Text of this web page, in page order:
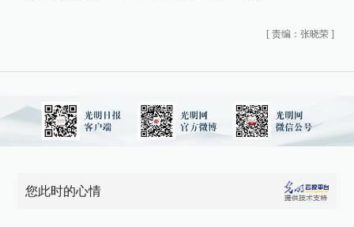
[ 责编：张晓荣 ]
您此时的心情